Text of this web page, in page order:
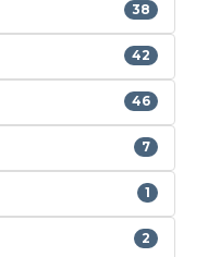
38
42
46
7
1
2